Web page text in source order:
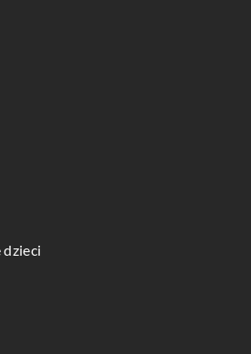
dzieci